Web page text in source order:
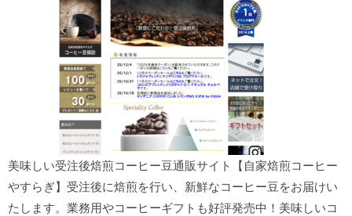
美味しい受注後焙煎コーヒー豆通販サイト【自家焙煎コーヒー
やすらぎ】受注後に焙煎を行い、新鮮なコーヒー豆をお届けい
たします。業務用やコーヒーギフトも好評発売中！美味しいコ